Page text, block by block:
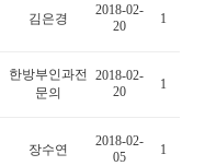
김은경
2018-02-
20
1
한방부인과전
문의
2018-02-
20
1
장수연
2018-02-
05
1